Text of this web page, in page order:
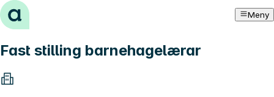
Hopp til innhold Meny
Fast stilling barnehagelærar